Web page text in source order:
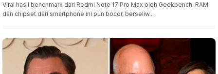
Viral hasil benchmark dari Redmi Note 17 Pro Max oleh Geekbench. RAM
dan chipset dari smartphone ini pun bocor, berseliw...